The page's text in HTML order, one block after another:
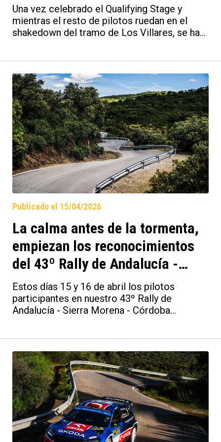
Patrimonio de la Humanidad
2026
Una vez celebrado el Qualifying Stage y
mientras el resto de pilotos ruedan en el
shakedown del tramo de Los Villares, se ha
de semana en la 43ª edición del Rally de
Andalucía - Sierra Morena - Córdoba
Patrimonio de la Humanidad.
Publicado el 15/04/2026
La calma antes de la tormenta,
empiezan los reconocimientos
del 43º Rally de Andalucía -
Sierra Morena - Córdoba
Patrimonio de la Humanidad
Estos días 15 y 16 de abril los pilotos
participantes en nuestro 43º Rally de
Andalucía - Sierra Morena - Córdoba
donde realizan las anotaciones de los
tramos que recorrerán a máxima velocidad
durante los días de competición.